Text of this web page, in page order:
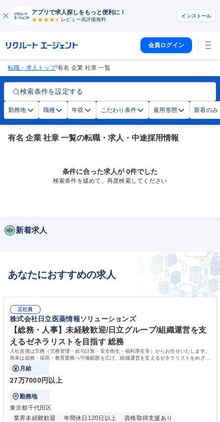
アプリで求人探しをもっと便利に！
レビュー高評価無料
インストール
会員ログイン
転職・求人トップ/有名 企業 社章 一覧
検索条件を設定する
勤務地 職種 年収 こだわり条件 雇用形態 新着のみ
有名 企業 社章 一覧の転職・求人・中途採用情報
条件に合った求人が 0件でした
検索条件を緩めて、再度検索してください
新着求人
あなたにおすすめの求人
正社員
株式会社日立医薬情報ソリューションズ
【総務・人事】未経験歓迎/日立グループ/組織運営を支
えるゼネラリストを目指す 総務
入社直後は労務（労務管理・給与計算・安全衛生・福利厚生等）からお任せいたします。
将来は総務・採用・教育業務へ守備範囲を広げ、組織運営を支えるゼネラリストをめざせ
ます。
月給
27万7000円以上
勤務地
東京都千代田区
業界未経験歓迎
年間休日120日以上
資格取得支援あり